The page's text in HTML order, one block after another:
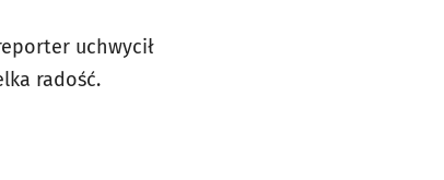
uchwycił
radość.